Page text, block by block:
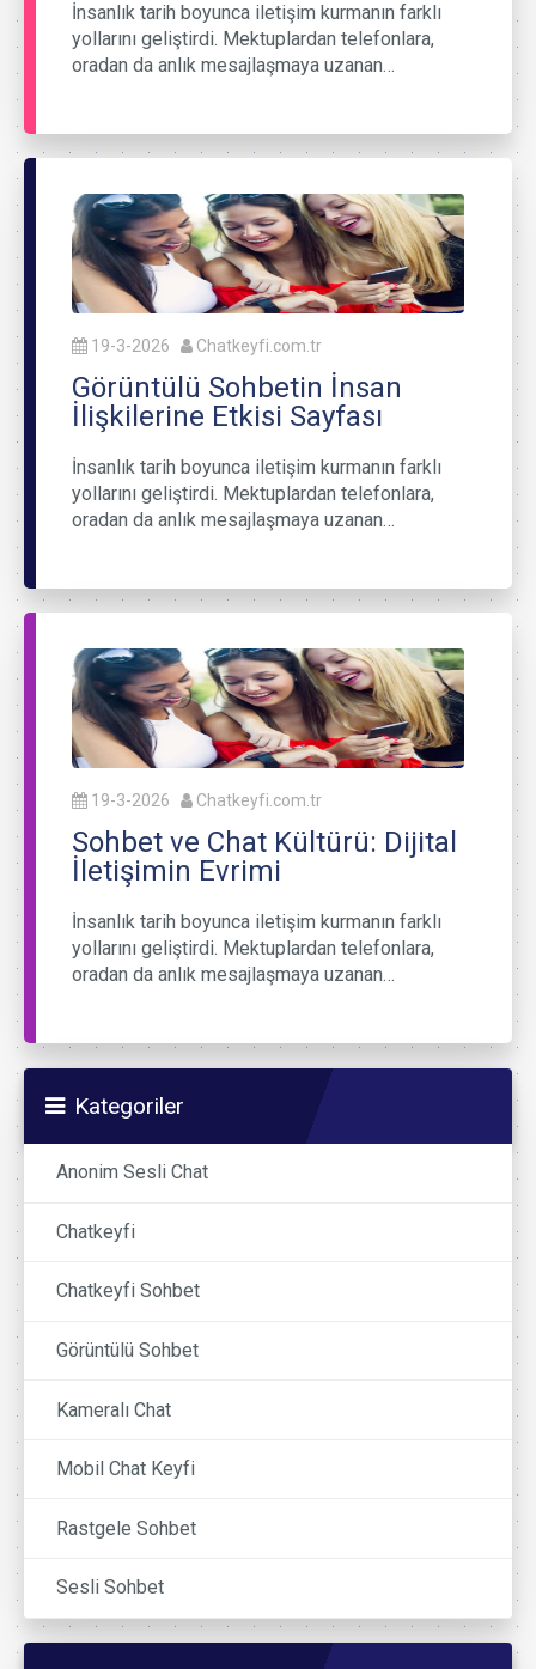
İnsanlık tarih boyunca iletişim kurmanın farklı
yollarını geliştirdi. Mektuplardan telefonlara,
oradan da anlık mesajlaşmaya uzanan…
19-3-2026 Chatkeyfi.com.tr
Görüntülü Sohbetin İnsan
İlişkilerine Etkisi Sayfası
İnsanlık tarih boyunca iletişim kurmanın farklı
yollarını geliştirdi. Mektuplardan telefonlara,
oradan da anlık mesajlaşmaya uzanan…
19-3-2026 Chatkeyfi.com.tr
Sohbet ve Chat Kültürü: Dijital
İletişimin Evrimi
İnsanlık tarih boyunca iletişim kurmanın farklı
yollarını geliştirdi. Mektuplardan telefonlara,
oradan da anlık mesajlaşmaya uzanan…
Kategoriler
Anonim Sesli Chat
Chatkeyfi
Chatkeyfi Sohbet
Görüntülü Sohbet
Kameralı Chat
Mobil Chat Keyfi
Rastgele Sohbet
Sesli Sohbet